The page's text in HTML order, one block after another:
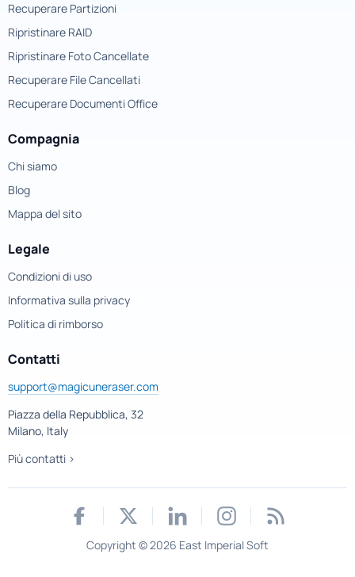
Recuperare Partizioni
Ripristinare RAID
Ripristinare Foto Cancellate
Recuperare File Cancellati
Recuperare Documenti Office
Compagnia
Chi siamo
Blog
Mappa del sito
Legale
Condizioni di uso
Informativa sulla privacy
Politica di rimborso
Contatti
support@magicuneraser.com
Piazza della Repubblica, 32
Milano, Italy
Più contatti >
Copyright © 2026 East Imperial Soft